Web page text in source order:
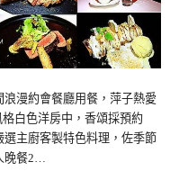
漫約會餐廳用餐，萍子熱愛
白色洋房中，香頌採預約
主廚客製特色料理，佐季節
晚餐2…